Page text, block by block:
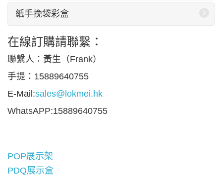
紙手挽袋彩盒
在線訂購請聯繫：
聯繫人：黃生（Frank）
手提：15889640755
E-Mail:sales@lokmei.hk
WhatsAPP:15889640755
POP展示架
PDQ展示盒